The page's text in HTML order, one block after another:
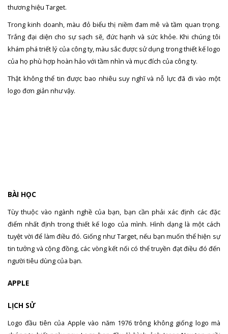
thương hiệu Target.
Trong kinh doanh, màu đỏ biểu thị niềm đam mê và tầm quan trọng.
Trắng đại diện cho sự sạch sẽ, đức hạnh và sức khỏe. Khi chúng tôi
khám phá triết lý của công ty, màu sắc được sử dụng trong thiết kế logo
của họ phù hợp hoàn hảo với tầm nhìn và mục đích của công ty.
Thật không thể tin được bao nhiêu suy nghĩ và nỗ lực đã đi vào một
logo đơn giản như vậy.
BÀI HỌC
Tùy thuộc vào ngành nghề của bạn, bạn cần phải xác định các đặc
điểm nhất định trong thiết kế logo của mình. Hình dạng là một cách
tuyệt vời để làm điều đó. Giống như Target, nếu bạn muốn thể hiện sự
tin tưởng và cộng đồng, các vòng kết nối có thể truyền đạt điều đó đến
người tiêu dùng của bạn.
APPLE
LỊCH SỬ
Logo đầu tiên của Apple vào năm 1976 trông không giống logo mà